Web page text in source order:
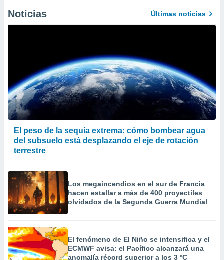
Noticias Últimas noticias
El peso de la sequía extrema: cómo bombear agua
del subsuelo está desplazando el eje de rotación
terrestre
Los megaincendios en el sur de Francia
hacen estallar a más de 400 proyectiles
olvidados de la Segunda Guerra Mundial
El fenómeno de El Niño se intensifica y el
ECMWF avisa: el Pacífico alcanzará una
anomalía récord superior a los 3 ºC